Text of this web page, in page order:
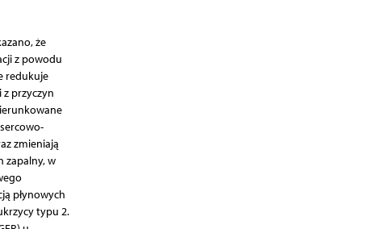
że
z powodu
redukuje
przyczyn
zmieniają
zapalny, w
płynowych
typu 2.